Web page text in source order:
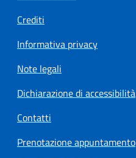
Crediti
Informativa privacy
Note legali
Dichiarazione di accessibilità
Contatti
Prenotazione appuntamento